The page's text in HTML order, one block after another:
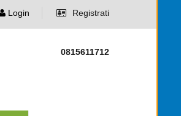
Login Registrati
0815611712